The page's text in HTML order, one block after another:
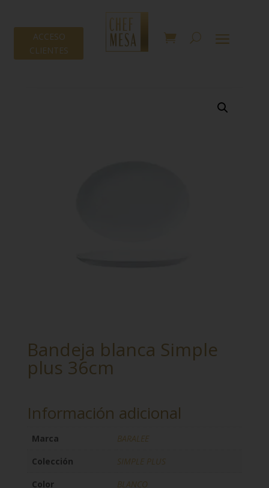
ACCESO
CLIENTES
Bandeja blanca Simple
plus 36cm
Información adicional
Marca
BARALEE
Colección
SIMPLE PLUS
Color
BLANCO